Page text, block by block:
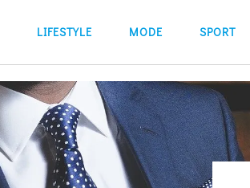
LIFESTYLE MODE SPORT